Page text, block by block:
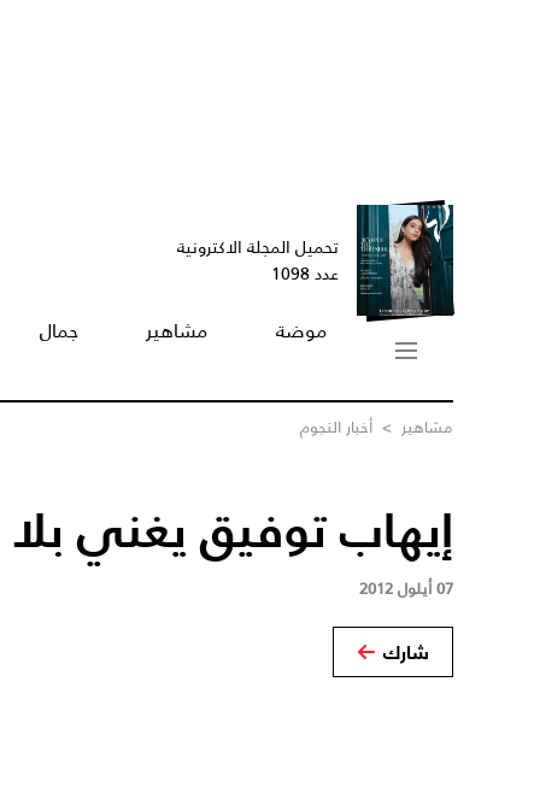
تحميل المجلة الاكترونية
عدد 1098
موضة مشاهير جمال
مشاهير > أخبار النجوم
إيهاب توفيق يغني
07 أيلول 2012
شارك